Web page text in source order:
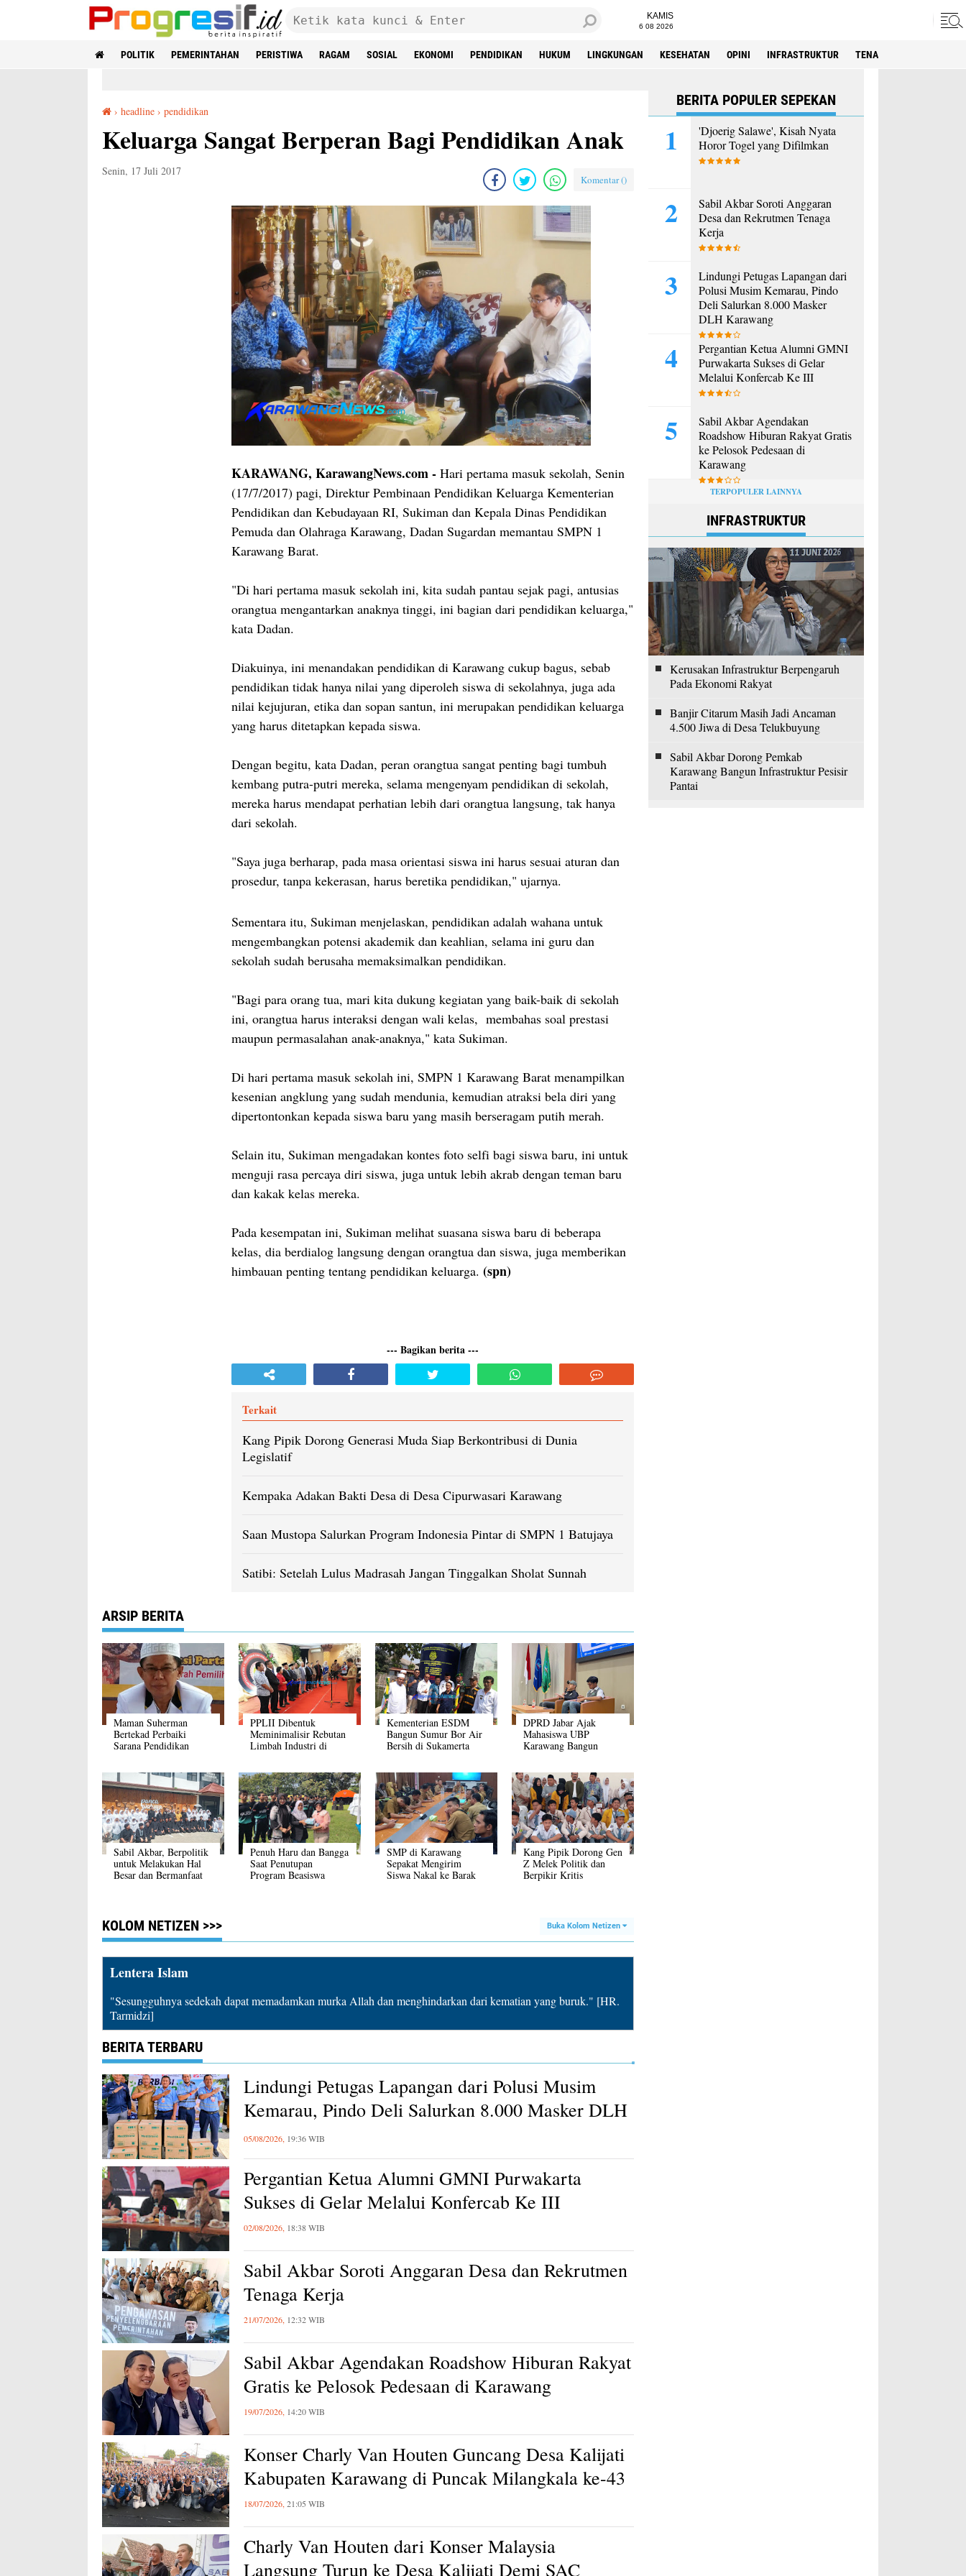
KAMIS
6 08 2026
POLITIK PEMERINTAHAN PERISTIWA RAGAM SOSIAL EKONOMI PENDIDIKAN HUKUM LINGKUNGAN KESEHATAN OPINI INFRASTRUKTUR TENAGA KERJA
› headline › pendidikan
Keluarga Sangat Berperan Bagi Pendidikan Anak
Senin, 17 Juli 2017
Komentar ()
KARAWANG, KarawangNews.com - Hari pertama masuk sekolah, Senin
(17/7/2017) pagi, Direktur Pembinaan Pendidikan Keluarga Kementerian
Pendidikan dan Kebudayaan RI, Sukiman dan Kepala Dinas Pendidikan
Pemuda dan Olahraga Karawang, Dadan Sugardan memantau SMPN 1
Karawang Barat.
"Di hari pertama masuk sekolah ini, kita sudah pantau sejak pagi, antusias
orangtua mengantarkan anaknya tinggi, ini bagian dari pendidikan keluarga,"
kata Dadan.
Diakuinya, ini menandakan pendidikan di Karawang cukup bagus, sebab
pendidikan tidak hanya nilai yang diperoleh siswa di sekolahnya, juga ada
nilai kejujuran, etika dan sopan santun, ini merupakan pendidikan keluarga
yang harus ditetapkan kepada siswa.
Dengan begitu, kata Dadan, peran orangtua sangat penting bagi tumbuh
kembang putra-putri mereka, selama mengenyam pendidikan di sekolah,
mereka harus mendapat perhatian lebih dari orangtua langsung, tak hanya
dari sekolah.
"Saya juga berharap, pada masa orientasi siswa ini harus sesuai aturan dan
prosedur, tanpa kekerasan, harus beretika pendidikan," ujarnya.
Sementara itu, Sukiman menjelaskan, pendidikan adalah wahana untuk
mengembangkan potensi akademik dan keahlian, selama ini guru dan
sekolah sudah berusaha memaksimalkan pendidikan.
"Bagi para orang tua, mari kita dukung kegiatan yang baik-baik di sekolah
ini, orangtua harus interaksi dengan wali kelas, membahas soal prestasi
maupun permasalahan anak-anaknya," kata Sukiman.
Di hari pertama masuk sekolah ini, SMPN 1 Karawang Barat menampilkan
kesenian angklung yang sudah mendunia, kemudian atraksi bela diri yang
dipertontonkan kepada siswa baru yang masih berseragam putih merah.
Selain itu, Sukiman mengadakan kontes foto selfi bagi siswa baru, ini untuk
menguji rasa percaya diri siswa, juga untuk lebih akrab dengan teman baru
dan kakak kelas mereka.
Pada kesempatan ini, Sukiman melihat suasana siswa baru di beberapa
kelas, dia berdialog langsung dengan orangtua dan siswa, juga memberikan
himbauan penting tentang pendidikan keluarga. (spn)
--- Bagikan berita ---
Terkait
Kang Pipik Dorong Generasi Muda Siap Berkontribusi di Dunia
Legislatif
Kempaka Adakan Bakti Desa di Desa Cipurwasari Karawang
Saan Mustopa Salurkan Program Indonesia Pintar di SMPN 1 Batujaya
Satibi: Setelah Lulus Madrasah Jangan Tinggalkan Sholat Sunnah
ARSIP BERITA
Maman Suherman
Bertekad Perbaiki
Sarana Pendidikan
PPLII Dibentuk
Meminimalisir Rebutan
Limbah Industri di
Kementerian ESDM
Bangun Sumur Bor Air
Bersih di Sukamerta
DPRD Jabar Ajak
Mahasiswa UBP
Karawang Bangun
Sabil Akbar, Berpolitik
untuk Melakukan Hal
Besar dan Bermanfaat
Penuh Haru dan Bangga
Saat Penutupan
Program Beasiswa
SMP di Karawang
Sepakat Mengirim
Siswa Nakal ke Barak
Kang Pipik Dorong Gen
Z Melek Politik dan
Berpikir Kritis
KOLOM NETIZEN >>> Buka Kolom Netizen
Lentera Islam
"Sesungguhnya sedekah dapat memadamkan murka Allah dan menghindarkan dari kematian yang buruk." [HR.
Tarmidzi]
BERITA TERBARU
Lindungi Petugas Lapangan dari Polusi Musim
Kemarau, Pindo Deli Salurkan 8.000 Masker DLH
Karawang
05/08/2026, 19:36 WIB
Pergantian Ketua Alumni GMNI Purwakarta
Sukses di Gelar Melalui Konfercab Ke III
02/08/2026, 18:38 WIB
Sabil Akbar Soroti Anggaran Desa dan Rekrutmen
Tenaga Kerja
21/07/2026, 12:32 WIB
Sabil Akbar Agendakan Roadshow Hiburan Rakyat
Gratis ke Pelosok Pedesaan di Karawang
19/07/2026, 14:20 WIB
Konser Charly Van Houten Guncang Desa Kalijati
Kabupaten Karawang di Puncak Milangkala ke-43
18/07/2026, 21:05 WIB
Charly Van Houten dari Konser Malaysia
Langsung Turun ke Desa Kalijati Demi SAC
BERITA POPULER SEPEKAN
'Djoerig Salawe', Kisah Nyata
Horor Togel yang Difilmkan
Sabil Akbar Soroti Anggaran
Desa dan Rekrutmen Tenaga
Kerja
Lindungi Petugas Lapangan dari
Polusi Musim Kemarau, Pindo
Deli Salurkan 8.000 Masker
DLH Karawang
Pergantian Ketua Alumni GMNI
Purwakarta Sukses di Gelar
Melalui Konfercab Ke III
Sabil Akbar Agendakan
Roadshow Hiburan Rakyat Gratis
ke Pelosok Pedesaan di
Karawang
TERPOPULER LAINNYA
INFRASTRUKTUR
Kerusakan Infrastruktur Berpengaruh
Pada Ekonomi Rakyat
Banjir Citarum Masih Jadi Ancaman
4.500 Jiwa di Desa Telukbuyung
Sabil Akbar Dorong Pemkab
Karawang Bangun Infrastruktur Pesisir
Pantai